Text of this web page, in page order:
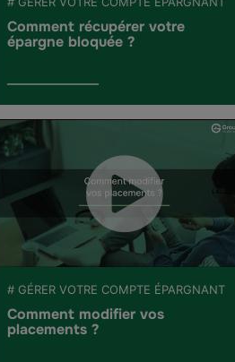
Comment récupérer votre
épargne bloquée ?
# GÉRER VOTRE COMPTE ÉPARGNANT
Comment modifier vos
placements ?